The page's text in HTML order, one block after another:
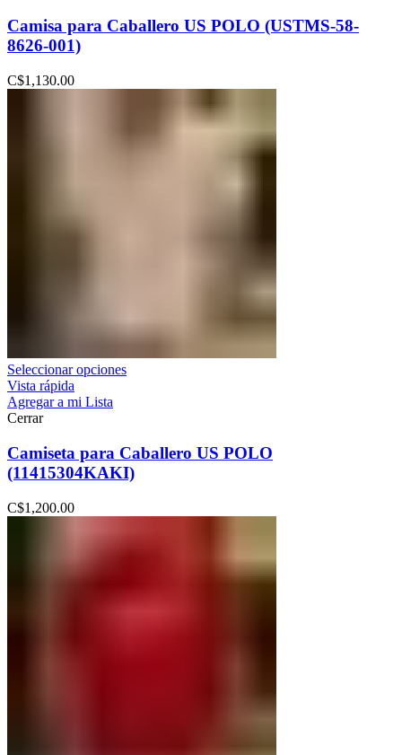
Camisa para Caballero US POLO (USTMS-58-
8626-001)
C$1,130.00
Seleccionar opciones
Vista rápida
Agregar a mi Lista
Cerrar
Camiseta para Caballero US POLO
(11415304KAKI)
C$1,200.00